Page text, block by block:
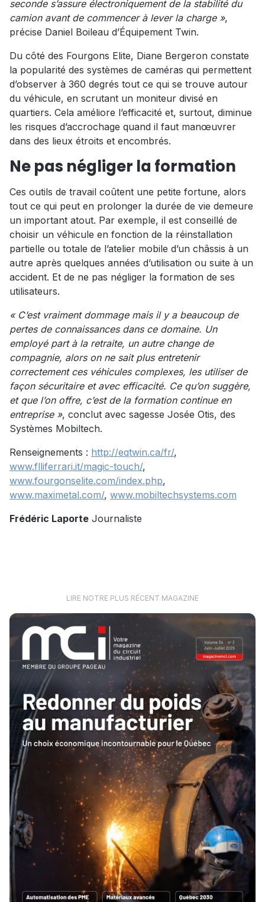
seconde s’assure électroniquement de la stabilité du
camion avant de commencer à lever la charge »,
précise Daniel Boileau d’Équipement Twin.
Du côté des Fourgons Elite, Diane Bergeron constate
la popularité des systèmes de caméras qui permettent
d’observer à 360 degrés tout ce qui se trouve autour
du véhicule, en scrutant un moniteur divisé en
quartiers. Cela améliore l’efficacité et, surtout, diminue
les risques d’accrochage quand il faut manœuvrer
dans des lieux étroits et encombrés.
Ne pas négliger la formation
Ces outils de travail coûtent une petite fortune, alors
tout ce qui peut en prolonger la durée de vie demeure
un important atout. Par exemple, il est conseillé de
choisir un véhicule en fonction de la réinstallation
partielle ou totale de l’atelier mobile d’un châssis à un
autre après quelques années d’utilisation ou suite à un
accident. Et de ne pas négliger la formation de ses
utilisateurs.
« C’est vraiment dommage mais il y a beaucoup de
pertes de connaissances dans ce domaine. Un
employé part à la retraite, un autre change de
compagnie, alors on ne sait plus entretenir
correctement ces véhicules complexes, les utiliser de
façon sécuritaire et avec efficacité. Ce qu’on suggère,
et que l’on offre, c’est de la formation continue en
entreprise », conclut avec sagesse Josée Otis, des
Systèmes Mobiltech.
Renseignements : http://eqtwin.ca/fr/,
www.flliferrari.it/magic-touch/,
www.fourgonselite.com/index.php,
www.maximetal.com/, www.mobiltechsystems.com
Frédéric Laporte Journaliste
LIRE NOTRE PLUS RÉCENT MAGAZINE